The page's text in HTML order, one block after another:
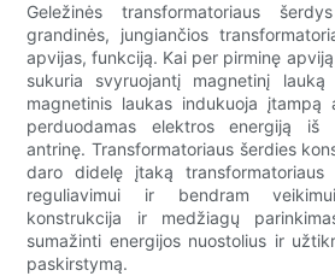
Geležinės transformatoriaus
grandinės, jungiančios
apvijas, funkciją. Kai per pirminę
sukuria svyruojantį magnetinį
magnetinis laukas indukuoja įtampą
perduodamas elektros energiją iš
antrinę. Transformatoriaus šerdies
daro didelę įtaką transformatoriaus
reguliavimui ir bendram
konstrukcija ir medžiagų
sumažinti energijos nuostolius ir
paskirstymą.